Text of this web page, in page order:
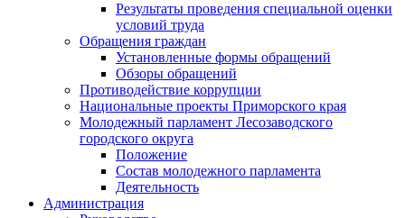
Результаты проведения специальной оценки
условий труда
Обращения граждан
Установленные формы обращений
Обзоры обращений
Противодействие коррупции
Национальные проекты Приморского края
Молодежный парламент Лесозаводского
городского округа
Положение
Состав молодежного парламента
Деятельность
Администрация